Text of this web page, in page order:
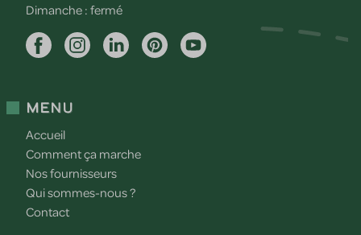
Dimanche : fermé
Menu
Accueil
Comment ça marche
Nos fournisseurs
Qui sommes-nous ?
Contact